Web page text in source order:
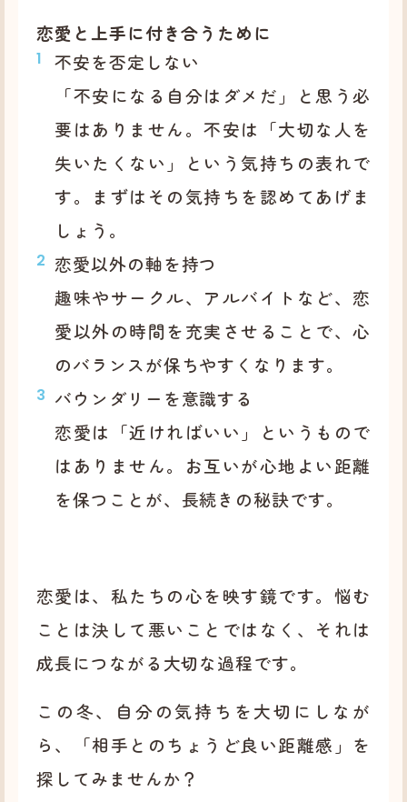
恋愛と上手に付き合うために
不安を否定しない
「不安になる自分はダメだ」と思う必
要はありません。不安は「大切な人を
失いたくない」という気持ちの表れで
す。まずはその気持ちを認めてあげま
しょう。
恋愛以外の軸を持つ
趣味やサークル、アルバイトなど、恋
愛以外の時間を充実させることで、心
のバランスが保ちやすくなります。
バウンダリーを意識する
恋愛は「近ければいい」というもので
はありません。お互いが心地よい距離
を保つことが、長続きの秘訣です。
恋愛は、私たちの心を映す鏡です。悩む
ことは決して悪いことではなく、それは
成長につながる大切な過程です。
この冬、自分の気持ちを大切にしなが
ら、「相手とのちょうど良い距離感」を
探してみませんか？